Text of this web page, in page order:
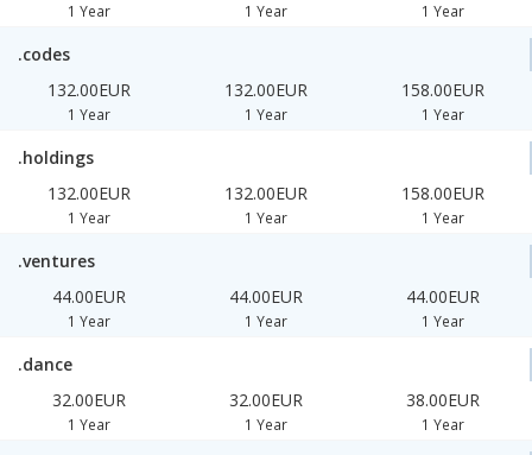
1 Year 1 Year 1 Year
.codes
132.00EUR
1 Year
132.00EUR
1 Year
158.00EUR
1 Year
.holdings
132.00EUR
1 Year
132.00EUR
1 Year
158.00EUR
1 Year
.ventures
44.00EUR
1 Year
44.00EUR
1 Year
44.00EUR
1 Year
.dance
32.00EUR
1 Year
32.00EUR
1 Year
38.00EUR
1 Year